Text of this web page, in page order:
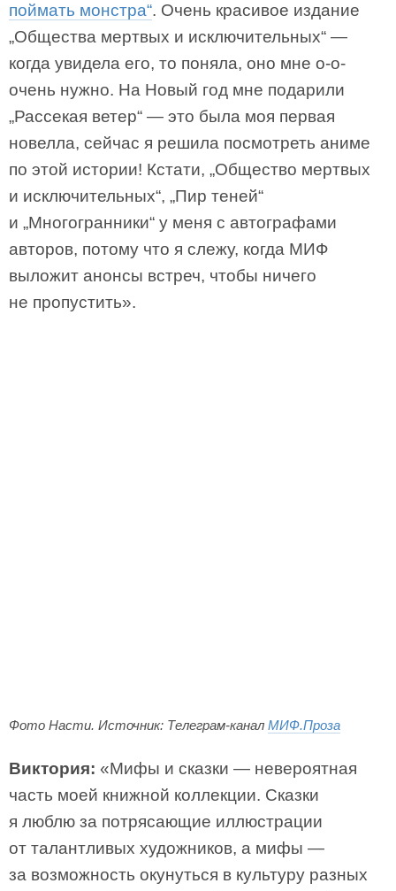
поймать монстра“. Очень красивое издание
„Общества мертвых и исключительных“ —
когда увидела его, то поняла, оно мне о-о-
очень нужно. На Новый год мне подарили
„Рассекая ветер“ — это была моя первая
новелла, сейчас я решила посмотреть аниме
по этой истории! Кстати, „Общество мертвых
и исключительных“, „Пир теней“
и „Многогранники“ у меня с автографами
авторов, потому что я слежу, когда МИФ
выложит анонсы встреч, чтобы ничего
не пропустить».
Фото Насти. Источник: Телеграм-канал МИФ.Проза
Виктория: «Мифы и сказки — невероятная
часть моей книжной коллекции. Сказки
я люблю за потрясающие иллюстрации
от талантливых художников, а мифы —
за возможность окунуться в культуру разных